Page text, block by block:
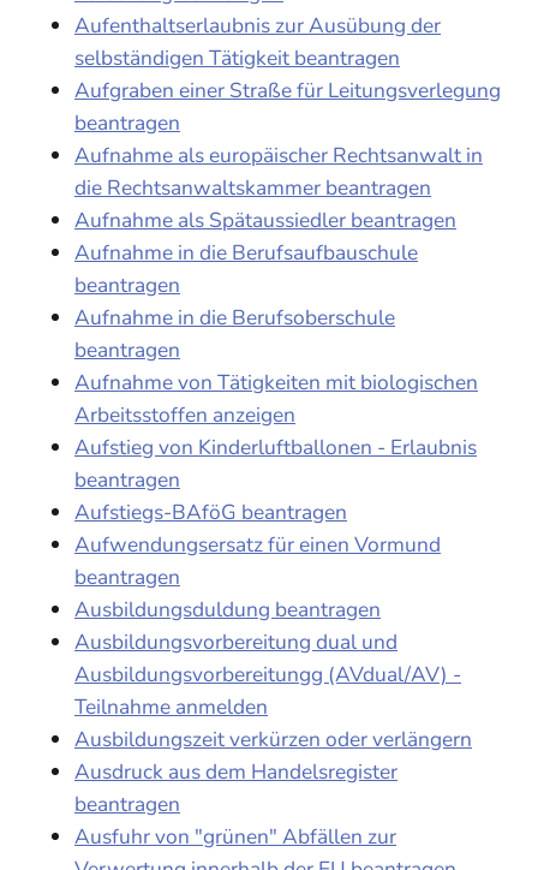
Aufenthaltserlaubnis zur Ausübung der
selbständigen Tätigkeit beantragen
Aufgraben einer Straße für Leitungsverlegung
beantragen
Aufnahme als europäischer Rechtsanwalt in
die Rechtsanwaltskammer beantragen
Aufnahme als Spätaussiedler beantragen
Aufnahme in die Berufsaufbauschule
beantragen
Aufnahme in die Berufsoberschule
beantragen
Aufnahme von Tätigkeiten mit biologischen
Arbeitsstoffen anzeigen
Aufstieg von Kinderluftballonen - Erlaubnis
beantragen
Aufstiegs-BAföG beantragen
Aufwendungsersatz für einen Vormund
beantragen
Ausbildungsduldung beantragen
Ausbildungsvorbereitung dual und
Ausbildungsvorbereitungg (AVdual/AV) -
Teilnahme anmelden
Ausbildungszeit verkürzen oder verlängern
Ausdruck aus dem Handelsregister
beantragen
Ausfuhr von "grünen" Abfällen zur